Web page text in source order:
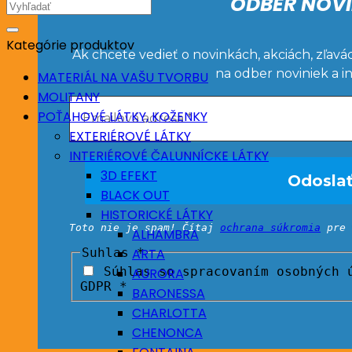
Ak chcete vedieť o novinkách, akciách,
na odber noviniek a
Toto nie je spam! Čítaj ochrana súkromia pre
Suhlas*
Súhlas so spracovaním
GDPR *
Hľadať:
Kategórie produktov
MATERIÁL NA VAŠU TVORBU
MOLITANY
POŤAHOVÉ LÁTKY, KOŽENKY
EXTERIÉROVÉ LÁTKY
INTERIÉROVÉ ČALUNNÍCKE LÁTKY
3D EFEKT
BLACK OUT
HISTORICKÉ LÁTKY
ALHAMBRA
ARTA
AURORA
BARONESSA
CHARLOTTA
CHENONCA